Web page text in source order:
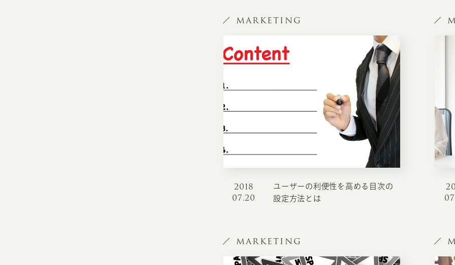
制作実績
よくある質問
ホームページ制作の流れ
お知らせ・コラム
オフィス紹介・会社概要
ホー
ユ
タ
MARKETING
2018
07.20
ユーザーの利便性を高める目次の
設定方法とは
MARKETING